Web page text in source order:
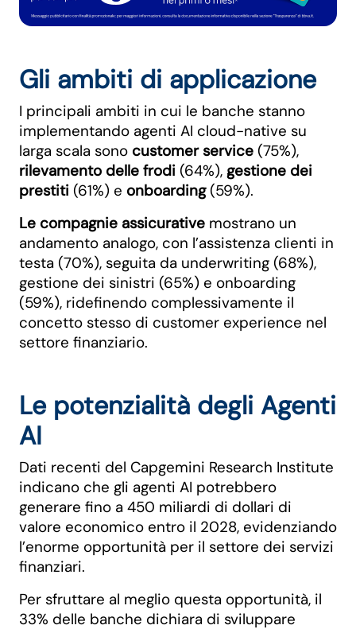
Gli ambiti di applicazione
I principali ambiti in cui le banche stanno
implementando agenti AI cloud-native su
larga scala sono customer service (75%),
rilevamento delle frodi (64%), gestione dei
prestiti (61%) e onboarding(59%).
Le compagnie assicurative mostrano un
andamento analogo, con l’assistenza clienti in
testa (70%), seguita da underwriting (68%),
gestione dei sinistri (65%) e onboarding
(59%), ridefinendo complessivamente il
concetto stesso di customer experience nel
settore finanziario.
Le potenzialità degli Agenti
AI
Dati recenti del Capgemini Research Institute
indicano che gli agenti AI potrebbero
generare fino a 450 miliardi di dollari di
valore economico entro il 2028, evidenziando
l’enorme opportunità per il settore dei servizi
finanziari.
Per sfruttare al meglio questa opportunità, il
33% delle banche dichiara di sviluppare